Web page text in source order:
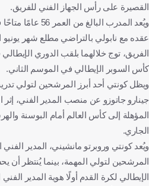
القصيرة على رأس الجهاز الفني للفريق.
ويُعد المدرب
عقده مع نابولي بالتراضي مطلع شهر
الفريق، توج خلالهما بلقب الدوري
كأس السوبر الإيطالي في الموسم الثاني.
ويظل كونتي أحد أبرز المرشحين لتولي
جينارو جاتوزو عن منصب المدير الفني، إثر
المؤهلة إلى كأس العالم أمام البوسنة
الجاري.
ويُعد كونتي وروبرتو مانشيني، المدير الفني
المرشحين لتولي المهمة، بينما يُنتظر أن
الإيطالي لكرة القدم أولًا هوية المدير